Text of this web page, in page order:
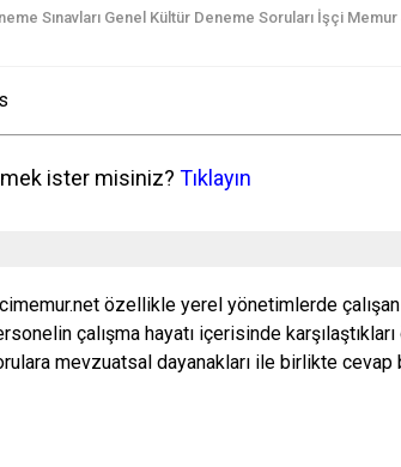
Sınavları Genel Kültür Deneme Soruları İşçi Memur
ister misiniz? Tıklayın
özellikle yerel yönetimlerde
çalışma hayatı içerisinde
mevzuatsal dayanakları ile birlikte